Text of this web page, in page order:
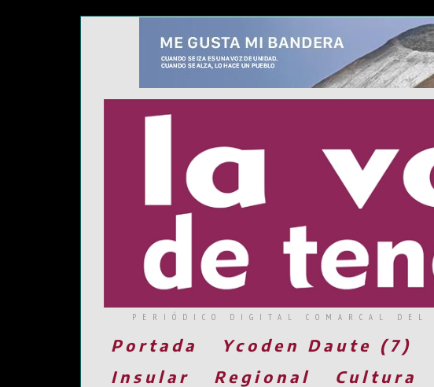
PERIÓDICO DIGITAL COMARCAL
Portada Ycoden Daute (7)
Insular
Regional Cultura